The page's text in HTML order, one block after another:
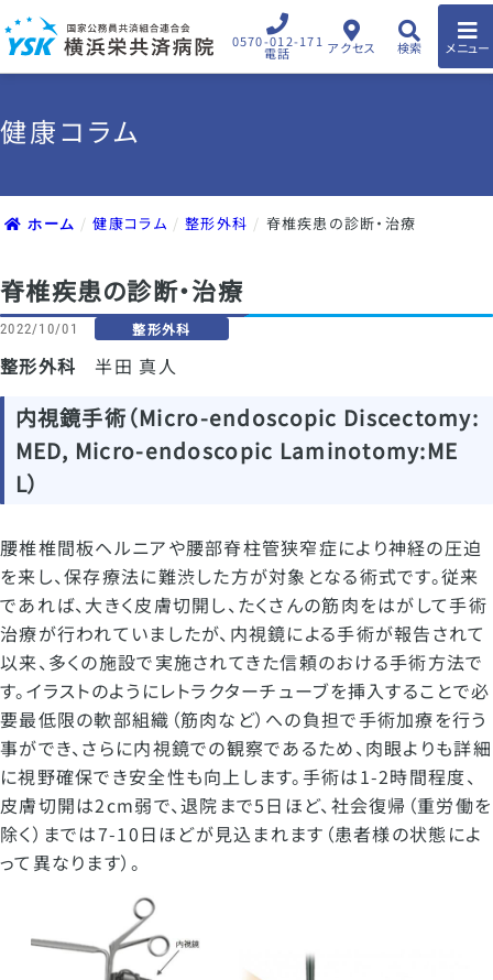
0570-012-171
電話 アクセス 検索 メニュー
健康コラム
ホーム 健康コラム 整形外科 脊椎疾患の診断・治療
脊椎疾患の診断・治療
2022/10/01 整形外科
整形外科 半田 真人
内視鏡手術（Micro-endoscopic Discectomy:
MED, Micro-endoscopic Laminotomy:ME
L）
腰椎椎間板ヘルニアや腰部脊柱管狭窄症により神経の圧迫
を来し、保存療法に難渋した方が対象となる術式です。従来
であれば、大きく皮膚切開し、たくさんの筋肉をはがして手術
治療が行われていましたが、内視鏡による手術が報告されて
以来、多くの施設で実施されてきた信頼のおける手術方法で
す。イラストのようにレトラクターチューブを挿入することで必
要最低限の軟部組織（筋肉など）への負担で手術加療を行う
事ができ、さらに内視鏡での観察であるため、肉眼よりも詳細
に視野確保でき安全性も向上します。手術は1-2時間程度、
皮膚切開は2cm弱で、退院まで5日ほど、社会復帰（重労働を
除く）までは7-10日ほどが見込まれます（患者様の状態によ
って異なります）。